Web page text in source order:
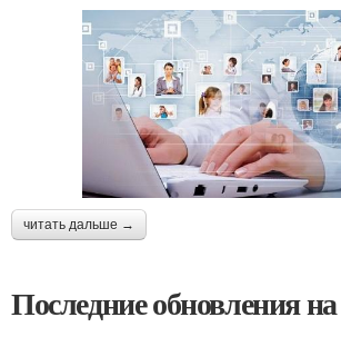
читать дальше →
Последние обновления на